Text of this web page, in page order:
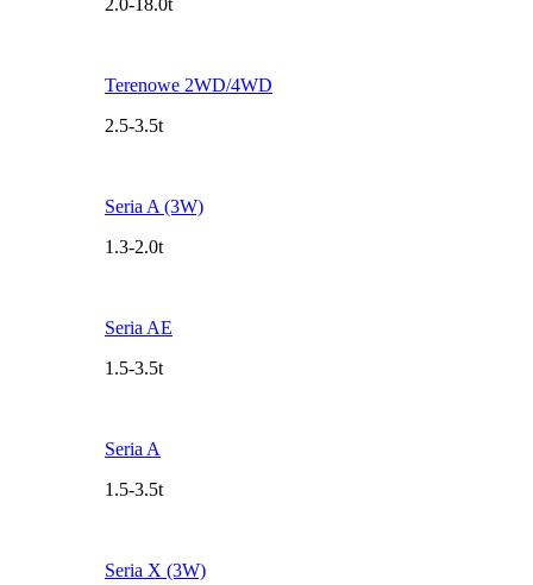
2.0-18.0t
Terenowe 2WD/4WD
2.5-3.5t
Seria A (3W)
1.3-2.0t
Seria AE
1.5-3.5t
Seria A
1.5-3.5t
Seria X (3W)